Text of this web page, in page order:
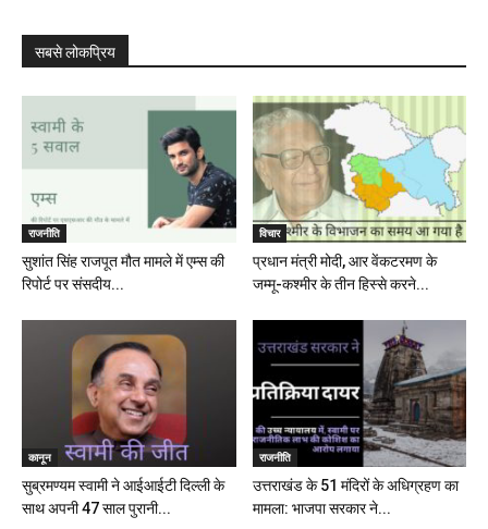
सबसे लोकप्रिय
राजनीति
सुशांत सिंह राजपूत मौत मामले में एम्स की
रिपोर्ट पर संसदीय...
विचार
प्रधान मंत्री मोदी, आर वेंकटरमण के
जम्मू-कश्मीर के तीन हिस्से करने...
कानून
सुब्रमण्यम स्वामी ने आईआईटी दिल्ली के
साथ अपनी 47 साल पुरानी...
राजनीति
उत्तराखंड के 51 मंदिरों के अधिग्रहण का
मामला: भाजपा सरकार ने...